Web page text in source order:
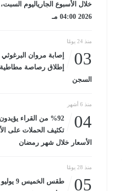
2026 04:00 مـ
منذ 24 يومًا
03
إصابة مروان
إطلاق رصاصة
السجن
منذ 6 أشهر
04
%92 من القراء
تكثيف الحملات على
الأسعار خلال شهر رمضان
منذ 28 يومًا
05